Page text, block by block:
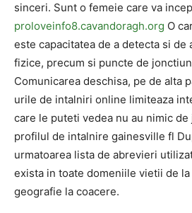
sinceri. Sunt o femeie care va
proloveinfo8.cavandoragh.org O
este capacitatea de a detecta si de
fizice, precum si puncte de
Comunicarea deschisa, pe de alta
urile de intalniri online limiteaza
care le puteti vedea nu au nimic
profilul de intalnire gainesville fl
urmatoarea lista de abrevieri
exista in toate domeniile vietii de
geografie la coacere.